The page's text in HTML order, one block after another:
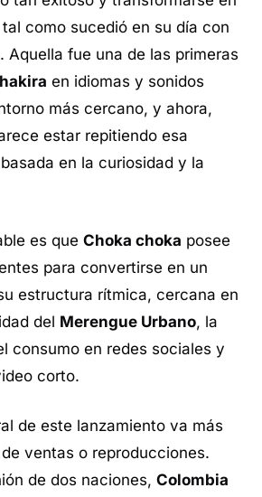
como sucedió en su día con
Aquella fue una de las primeras
en idiomas y sonidos
más cercano, y ahora,
estar repitiendo esa
en la curiosidad y la
es que Choka choka posee
para convertirse en un
estructura rítmica, cercana en
del Merengue Urbano, la
consumo en redes sociales y
corto.
de este lanzamiento va más
ventas o reproducciones.
de dos naciones, Colombia